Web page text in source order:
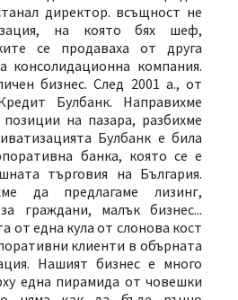
директор. всъщност не
на която бях шеф,
се продаваха от друга
консолидационна компания.
бизнес. След 2001 а., от
Булбанк. Направихме
на пазара, разбихме
Булбанк е била
банка, която се е
търговия на България.
да предлагаме лизинг,
граждани, малък бизнес...
от една кула от слонова кост
клиенти в обърната
Нашият бизнес е много
една пирамида от човешки